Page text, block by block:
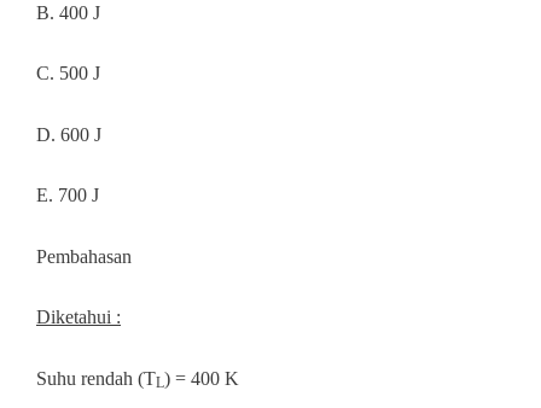
B. 400 J
C. 500 J
D. 600 J
E. 700 J
Pembahasan
Diketahui :
Suhu rendah (TL) = 400 K